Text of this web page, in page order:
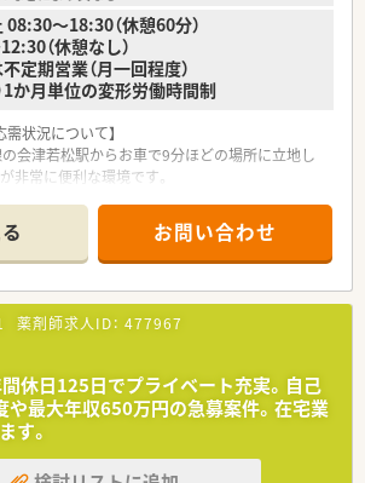
～18:30（休憩60分）
（休憩なし）
定期営業（月一回程度）
か月単位の変形労働時間制
需状況について】
会津若松駅からお車で9分ほどの場所に立地し
非常に便利な環境です。
宅業務も行います。
3名とパート1名が在籍し事務員4〜5名とともに
で業務を行います。
ャリアイメージ】
の調剤ノウハウをマスターし質の高い対人業務
師へと着実に成長できます。
後は管理薬剤師やエリアマネージャー、各種専門
としての道を目指せます。
として採用イベントへの登壇や新卒採用の企画
ど多彩な活躍が可能です。
お問い合わせ
薬剤師求人ID： 477967
間休日125日でプライベート充実。自己
や最大年収650万円の急募案件。在宅業
す。